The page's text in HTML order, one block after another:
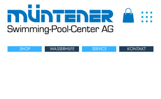
SHOP WASSERHILFE SERVICE KONTAKT